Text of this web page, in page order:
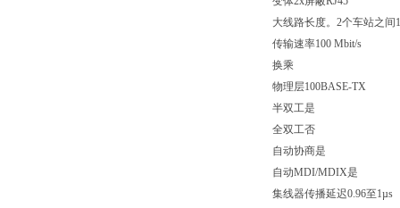
大线路长度。2个车站之间
传输速率100 Mbit/s
换乘
物理层100BASE-TX
半双工是
全双工否
自动协商是
自动MDI/MDIX是
集线器传播延迟0.96至1µs